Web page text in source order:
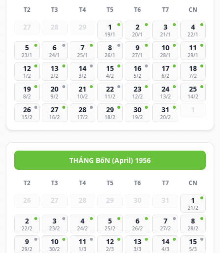
T2 T3 T4 T5 T6 T7 CN
27 28 29 1
19/1
2
20/1
3
21/1
4
22/1
5
23/1
6
24/1
7
25/1
8
26/1
9
27/1
10
28/1
11
29/1
12
1/2
13
2/2
14
3/2
15
4/2
16
5/2
17
6/2
18
7/2
19
8/2
20
9/2
21
10/2
22
11/2
23
12/2
24
13/2
25
14/2
26
15/2
27
16/2
28
17/2
29
18/2
30
19/2
31
20/2
1
THÁNG BốN (April) 1956
T2 T3 T4 T5 T6 T7 CN
26 27 28 29 30 31 1
21/2
2
22/2
3
23/2
4
24/2
5
25/2
6
26/2
7
27/2
8
28/2
9
29/2
10
30/2
11
1/3
12
2/3
13
3/3
14
4/3
15
5/3